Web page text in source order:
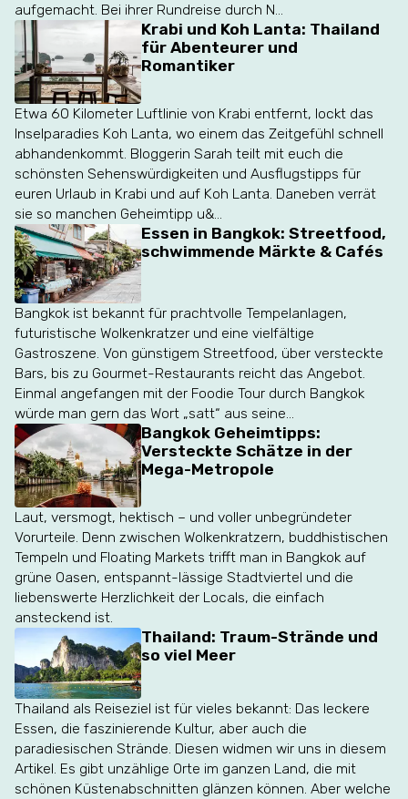
aufgemacht. Bei ihrer Rundreise durch N...
Krabi und Koh Lanta: Thailand
für Abenteurer und
Romantiker
Etwa 60 Kilometer Luftlinie von Krabi entfernt, lockt das
Inselparadies Koh Lanta, wo einem das Zeitgefühl schnell
abhandenkommt. Bloggerin Sarah teilt mit euch die
schönsten Sehenswürdigkeiten und Ausflugstipps für
euren Urlaub in Krabi und auf Koh Lanta. Daneben verrät
sie so manchen Geheimtipp u&...
Essen in Bangkok: Streetfood,
schwimmende Märkte & Cafés
Bangkok ist bekannt für prachtvolle Tempelanlagen,
futuristische Wolkenkratzer und eine vielfältige
Gastroszene. Von günstigem Streetfood, über versteckte
Bars, bis zu Gourmet-Restaurants reicht das Angebot.
Einmal angefangen mit der Foodie Tour durch Bangkok
würde man gern das Wort „satt“ aus seine...
Bangkok Geheimtipps:
Versteckte Schätze in der
Mega-Metropole
Laut, versmogt, hektisch – und voller unbegründeter
Vorurteile. Denn zwischen Wolkenkratzern, buddhistischen
Tempeln und Floating Markets trifft man in Bangkok auf
grüne Oasen, entspannt-lässige Stadtviertel und die
liebenswerte Herzlichkeit der Locals, die einfach
ansteckend ist.
Thailand: Traum-Strände und
so viel Meer
Thailand als Reiseziel ist für vieles bekannt: Das leckere
Essen, die faszinierende Kultur, aber auch die
paradiesischen Strände. Diesen widmen wir uns in diesem
Artikel. Es gibt unzählige Orte im ganzen Land, die mit
schönen Küstenabschnitten glänzen können. Aber welche